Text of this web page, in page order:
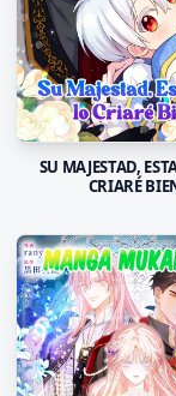
SU MAJESTAD,
CRIARÉ